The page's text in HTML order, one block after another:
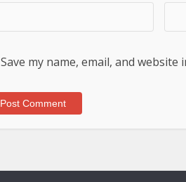
Save my name, email, and